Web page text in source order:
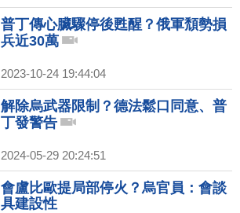
普丁傳心臟驟停後甦醒？俄軍頹勢損
兵近30萬
2023-10-24 19:44:04
解除烏武器限制？德法鬆口同意、普
丁發警告
2024-05-29 20:24:51
會盧比歐提局部停火？烏官員：會談
具建設性